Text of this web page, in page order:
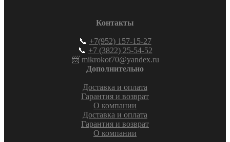
Контакты
📞 +7(952) 157-15-27
📞 +7 (3822) 25-54-52
📨 mikrokot70@yandex.ru
Дополнительно
Доставка и оплата
Гарантия и возврат
О компании
Доставка и оплата
Гарантия и возврат
О компании